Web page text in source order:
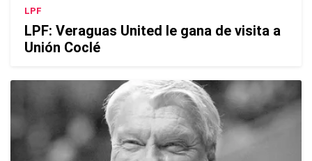
LPF
LPF: Veraguas United le gana de visita a
Unión Coclé